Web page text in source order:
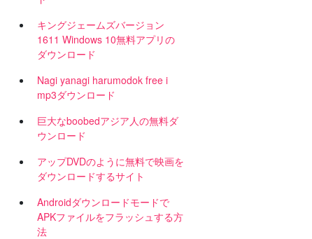
キングジェームズバージョン
1611 Windows 10無料アプリの
ダウンロード
Nagi yanagi harumodok free i
mp3ダウンロード
巨大なboobedアジア人の無料ダ
ウンロード
アップDVDのように無料で映画を
ダウンロードするサイト
Androidダウンロードモードで
APKファイルをフラッシュする方
法